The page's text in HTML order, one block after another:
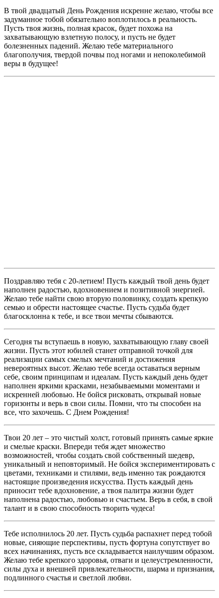
В твой двадцатый День Рождения искренне желаю, чтобы все
задуманное тобой обязательно воплотилось в реальность.
Пусть твоя жизнь, полная красок, будет похожа на
захватывающую взлетную полосу, и пусть не будет
болезненных падений. Желаю тебе материального
благополучия, твердой почвы под ногами и непоколебимой
веры в будущее!
Поздравляю тебя с 20-летием! Пусть каждый твой день будет
наполнен радостью, вдохновением и позитивной энергией.
Желаю тебе найти свою вторую половинку, создать крепкую
семью и обрести настоящее счастье. Пусть судьба будет
благосклонна к тебе, и все твои мечты сбываются.
Сегодня ты вступаешь в новую, захватывающую главу своей
жизни. Пусть этот юбилей станет отправной точкой для
реализации самых смелых мечтаний и достижения
невероятных высот. Желаю тебе всегда оставаться верным
себе, своим принципам и идеалам. Пусть каждый день будет
наполнен яркими красками, незабываемыми моментами и
искренней любовью. Не бойся рисковать, открывай новые
горизонты и верь в свои силы. Помни, что ты способен на
все, что захочешь. С Днем Рождения!
Твои 20 лет – это чистый холст, готовый принять самые яркие
и смелые краски. Впереди тебя ждет множество
возможностей, чтобы создать свой собственный шедевр,
уникальный и неповторимый. Не бойся экспериментировать с
цветами, техниками и стилями, ведь именно так рождаются
настоящие произведения искусства. Пусть каждый день
приносит тебе вдохновение, а твоя палитра жизни будет
наполнена радостью, любовью и счастьем. Верь в себя, в свой
талант и в свою способность творить чудеса!
Тебе исполнилось 20 лет. Пусть судьба распахнет перед тобой
новые, сияющие перспективы, пусть фортуна сопутствует во
всех начинаниях, пусть все складывается наилучшим образом.
Желаю тебе крепкого здоровья, отваги и целеустремленности,
силы духа и внешней привлекательности, шарма и признания,
подлинного счастья и светлой любви.